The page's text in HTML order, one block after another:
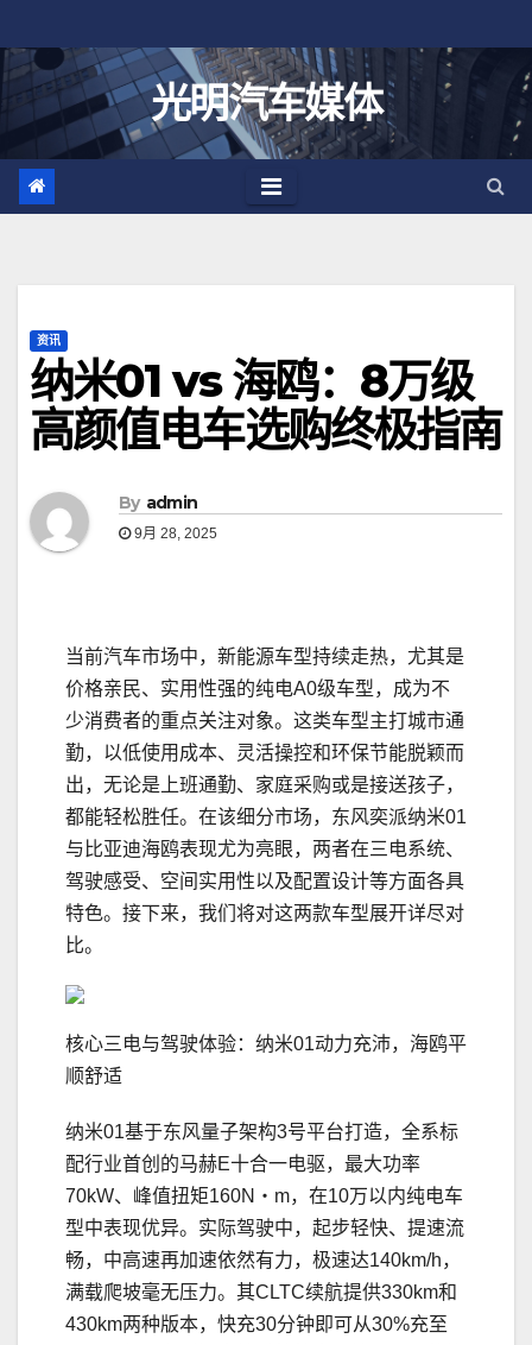
至
光明汽车媒体
资讯
纳米01 vs 海鸥：8万级
高颜值电车选购终极指南
By admin
9月 28, 2025
当前汽车市场中，新能源车型持续走热，尤其是
价格亲民、实用性强的纯电A0级车型，成为不
少消费者的重点关注对象。这类车型主打城市通
勤，以低使用成本、灵活操控和环保节能脱颖而
出，无论是上班通勤、家庭采购或是接送孩子，
都能轻松胜任。在该细分市场，东风奕派纳米01
与比亚迪海鸥表现尤为亮眼，两者在三电系统、
驾驶感受、空间实用性以及配置设计等方面各具
特色。接下来，我们将对这两款车型展开详尽对
比。
核心三电与驾驶体验：纳米01动力充沛，海鸥平
顺舒适
纳米01基于东风量子架构3号平台打造，全系标
配行业首创的马赫E十合一电驱，最大功率
70kW、峰值扭矩160N・m，在10万以内纯电车
型中表现优异。实际驾驶中，起步轻快、提速流
畅，中高速再加速依然有力，极速达140km/h，
满载爬坡毫无压力。其CLTC续航提供330km和
430km两种版本，快充30分钟即可从30%充至